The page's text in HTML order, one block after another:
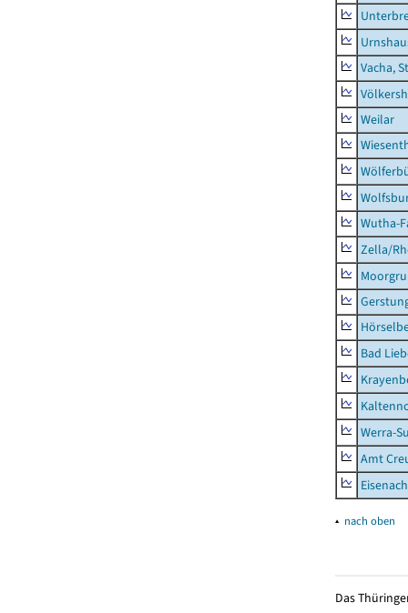
Vacha,
Weilar
Wutha-
Zella/
Bad
Werra-
Amt
▴ nach oben
Das